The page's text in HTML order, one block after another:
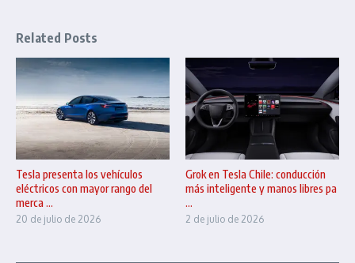
Related Posts
Tesla presenta los vehículos
eléctricos con mayor rango del
merca ...
20 de julio de 2026
Grok en Tesla Chile: conducción
más inteligente y manos libres pa
...
2 de julio de 2026